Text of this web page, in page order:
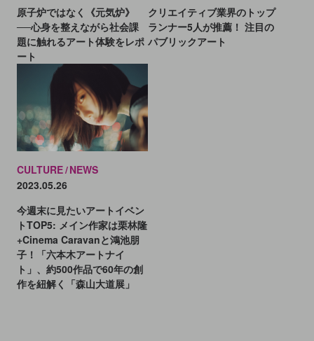
原子炉ではなく《元気炉》
──心身を整えながら社会課
題に触れるアート体験をレポ
ート
クリエイティブ業界のトップ
ランナー5人が推薦！ 注目の
パブリックアート
CULTURE NEWS
2023.05.26
今週末に見たいアートイベン
トTOP5: メイン作家は栗林隆
+Cinema Caravanと鴻池朋
子！「六本木アートナイ
ト」、約500作品で60年の創
作を紐解く「森山大道展」